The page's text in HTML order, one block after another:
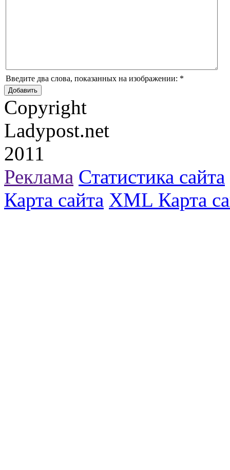
Введите два слова, показанных на изображении: *
Copyright
Ladypost.net
2011
Реклама Статистика сайта
Карта сайта XML Карта